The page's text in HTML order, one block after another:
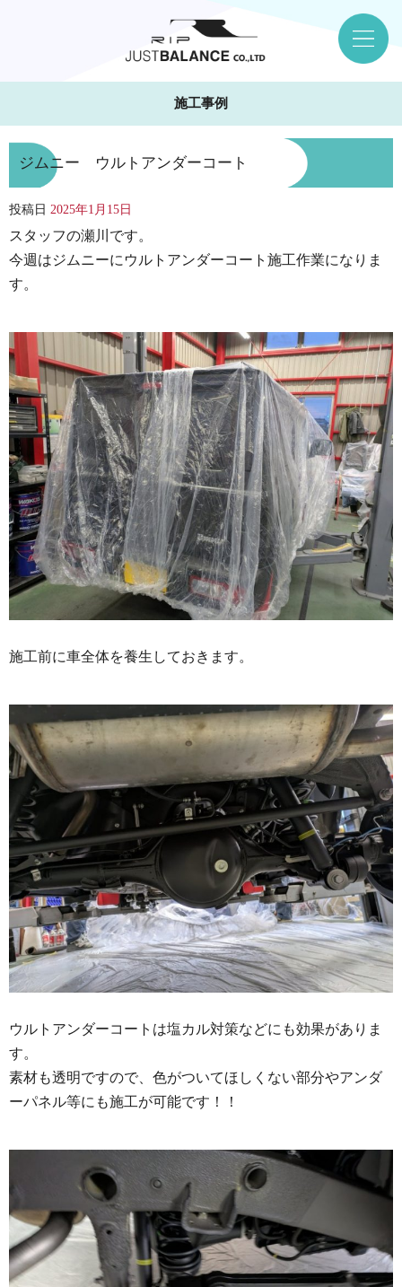
施工事例
ジムニー ウルトアンダーコート
投稿日 2025年1月15日
スタッフの瀬川です。
今週はジムニーにウルトアンダーコート施工作業になりま
す。
施工前に車全体を養生しておきます。
ウルトアンダーコートは塩カル対策などにも効果がありま
す。
素材も透明ですので、色がついてほしくない部分やアンダ
ーパネル等にも施工が可能です！！